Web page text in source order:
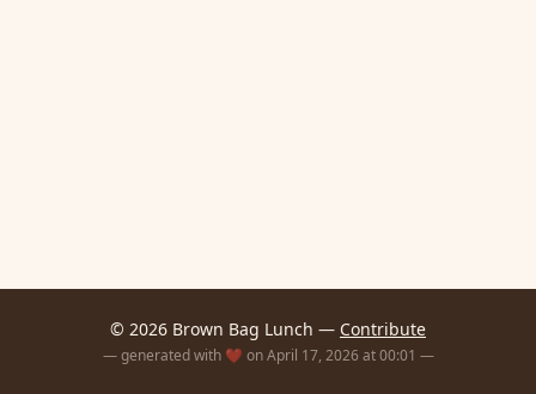
© 2026 Brown Bag Lunch — Contribute
— generated with ❤️ on April 17, 2026 at 00:01 —